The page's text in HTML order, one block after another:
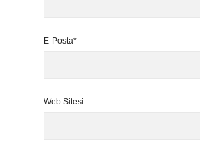
E-Posta*
Web Sitesi